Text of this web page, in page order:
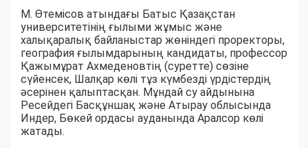
М. Өтемісов атындағы Батыс Қазақстан
университетінің ғылыми жұмыс және
халықаралық байланыстар жөніндегі проректоры,
география ғылымдарының кандидаты, профессор
Қажымұрат Ахмеденовтің (суретте) сөзіне
сүйенсек, Шалқар көлі тұз күмбезді үрдістердің
әсерінен қалыптасқан. Мұндай су айдынына
Ресейдегі Басқұншақ және Атырау облысында
Индер, Бөкей ордасы ауданында Аралсор көлі
жатады.